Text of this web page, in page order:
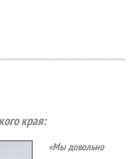
края:
«Мы довольно